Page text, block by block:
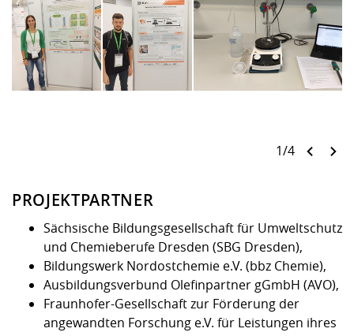
1/4
PROJEKTPARTNER
Sächsische Bildungsgesellschaft für Umweltschutz
und Chemieberufe Dresden (SBG Dresden),
Bildungswerk Nordostchemie e.V. (bbz Chemie),
Ausbildungsverbund Olefinpartner gGmbH (AVO),
Fraunhofer-Gesellschaft zur Förderung der
angewandten Forschung e.V. für Leistungen ihres